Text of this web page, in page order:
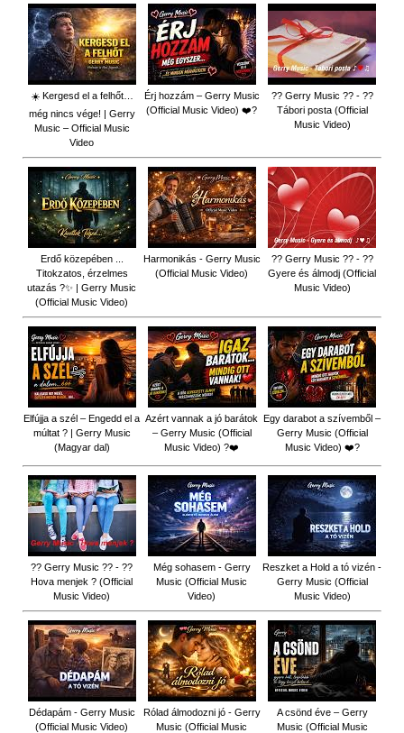
☀️ Kergesd el a felhőt…
még nincs vége! | Gerry
Music – Official Music
Video
Érj hozzám – Gerry Music
(Official Music Video) ❤️?
?? Gerry Music ?? - ??
Tábori posta (Official
Music Video)
Erdő közepében ...
Titokzatos, érzelmes
utazás ?✨ | Gerry Music
(Official Music Video)
Harmonikás - Gerry Music
(Official Music Video)
?? Gerry Music ?? - ??
Gyere és álmodj (Official
Music Video)
Elfújja a szél – Engedd el a
múltat ? | Gerry Music
(Magyar dal)
Azért vannak a jó barátok
– Gerry Music (Official
Music Video) ?❤️
Egy darabot a szívemből –
Gerry Music (Official
Music Video) ❤️?
?? Gerry Music ?? - ??
Hova menjek ? (Official
Music Video)
Még sohasem - Gerry
Music (Official Music
Video)
Reszket a Hold a tó vizén -
Gerry Music (Official
Music Video)
Dédapám - Gerry Music
(Official Music Video)
Rólad álmodozni jó - Gerry
Music (Official Music
A csönd éve – Gerry
Music (Official Music